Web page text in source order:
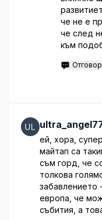
че не е
че след
към
ей, хора,
майтап са
съм горд, че
толкова
забавлението
европа, че
събития, а